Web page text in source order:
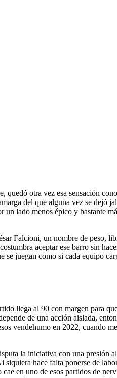
quedó otra vez esa sensación
del que alguna vez se dejó
lado menos épico y bastante
Falcioni, un nombre de peso,
aceptar ese barro sin
juegan como si cada equipo
llega al 90 con margen para
de una acción aislada,
vendehumo en 2022, cuando
la iniciativa con una presión
hace falta ponerse de
en uno de esos partidos de